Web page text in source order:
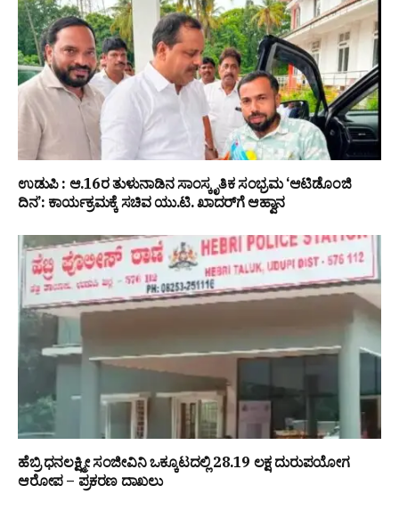
ಉಡುಪಿ : ಆ.16ರ ತುಳುನಾಡಿನ ಸಾಂಸ್ಕೃತಿಕ ಸಂಭ್ರಮ ‘ಆಟಿಡೊಂಜಿ
ದಿನ’: ಕಾರ್ಯಕ್ರಮಕ್ಕೆ ಸಚಿವ ಯು.ಟಿ. ಖಾದರ್‌ಗೆ ಆಹ್ವಾನ
ಹೆಬ್ರಿ ಧನಲಕ್ಷ್ಮೀ ಸಂಜೀವಿನಿ ಒಕ್ಕೂಟದಲ್ಲಿ ₹28.19 ಲಕ್ಷ ದುರುಪಯೋಗ
ಆರೋಪ – ಪ್ರಕರಣ ದಾಖಲು